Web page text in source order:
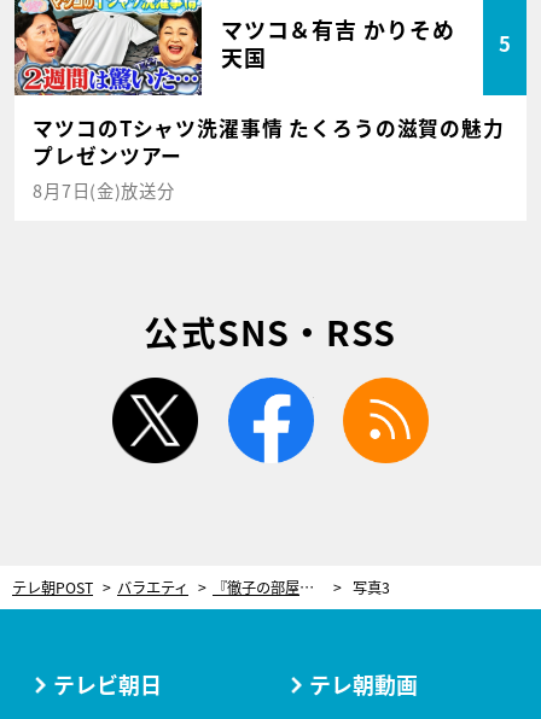
マツコ＆有吉 かりそめ
天国
5
マツコのTシャツ洗濯事情 たくろうの滋賀の魅力
プレゼンツアー
8月7日(金)放送分
公式SNS・RSS
twitter facebook
テレ朝POST バラエティ 『徹子の部屋』に黒柳徹子も絶賛の若き化学者・発明家が登場！「未来が明るく見える」 写真3
テレビ朝日 テレ朝動画